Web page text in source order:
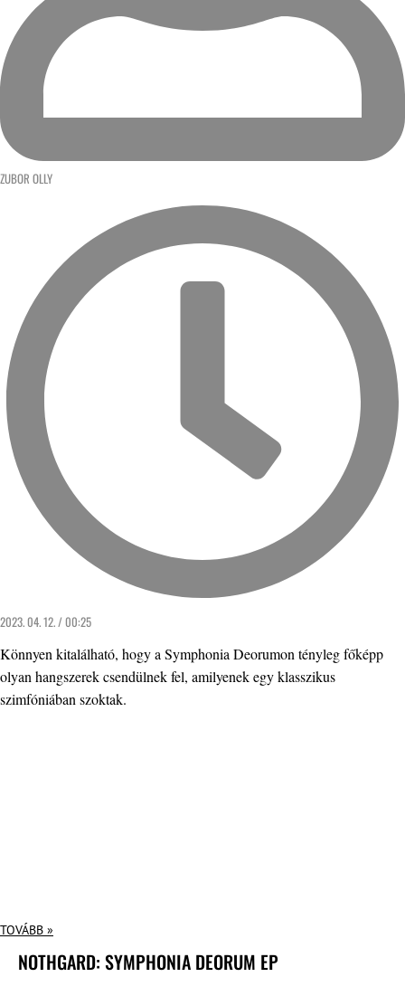
ZUBOR OLLY
2023. 04. 12. / 00:25
Könnyen kitalálható, hogy a Symphonia Deorumon tényleg főképp
olyan hangszerek csendülnek fel, amilyenek egy klasszikus
szimfóniában szoktak.
TOVÁBB »
NOTHGARD: SYMPHONIA DEORUM EP